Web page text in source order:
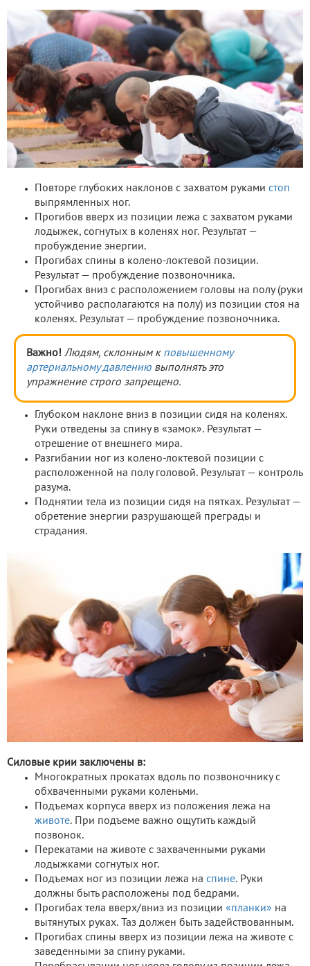
Повторе глубоких наклонов с захватом руками стоп
выпрямленных ног.
Прогибов вверх из позиции лежа с захватом руками
лодыжек, согнутых в коленях ног. Результат —
пробуждение энергии.
Прогибах спины в колено-локтевой позиции.
Результат — пробуждение позвоночника.
Прогибах вниз с расположением головы на полу (руки
устойчиво располагаются на полу) из позиции стоя на
коленях. Результат — пробуждение позвоночника.
Важно! Людям, склонным кповышенному
артериальному давлению выполнять это
упражнение строго запрещено.
Глубоком наклоне вниз в позиции сидя на коленях.
Руки отведены за спину в «замок». Результат —
отрешение от внешнего мира.
Разгибании ног из колено-локтевой позиции с
расположенной на полу головой. Результат — контроль
разума.
Поднятии тела из позиции сидя на пятках. Результат —
обретение энергии разрушающей преграды и
страдания.
Силовые крии заключены в:
Многократных прокатах вдоль по позвоночнику с
обхваченными руками коленьми.
Подъемах корпуса вверх из положения лежа на
животе. При подъеме важно ощутить каждый
позвонок.
Перекатами на животе с захваченными руками
лодыжками согнутых ног.
Подъемах ног из позиции лежа на спине. Руки
должны быть расположены под бедрами.
Прогибах тела вверх/вниз из позиции «планки» на
вытянутых руках. Таз должен быть задействованным.
Прогибах спины вверх из позиции лежа на животе с
заведенными за спину руками.